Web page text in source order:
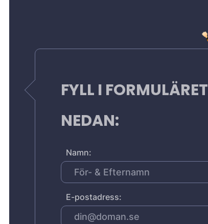
FYLL I FORMULÄRET
NEDAN:
Namn:
E-postadress: